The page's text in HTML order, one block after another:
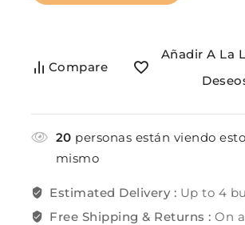
Compare
Añadir A La
20 personas están viendo
mismo
Estimated Delivery : Up to 4
Free Shipping & Returns :On